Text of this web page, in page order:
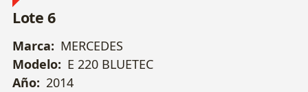
Lote 6
Marca: MERCEDES
Modelo: E 220 BLUETEC
Año: 2014